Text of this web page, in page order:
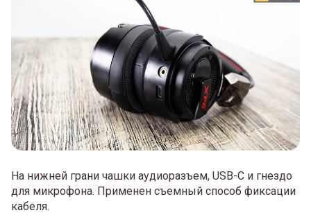
На нижней грани чашки аудиоразъем, USB-C и гнездо
для микрофона. Применен съемный способ фиксации
кабеля.